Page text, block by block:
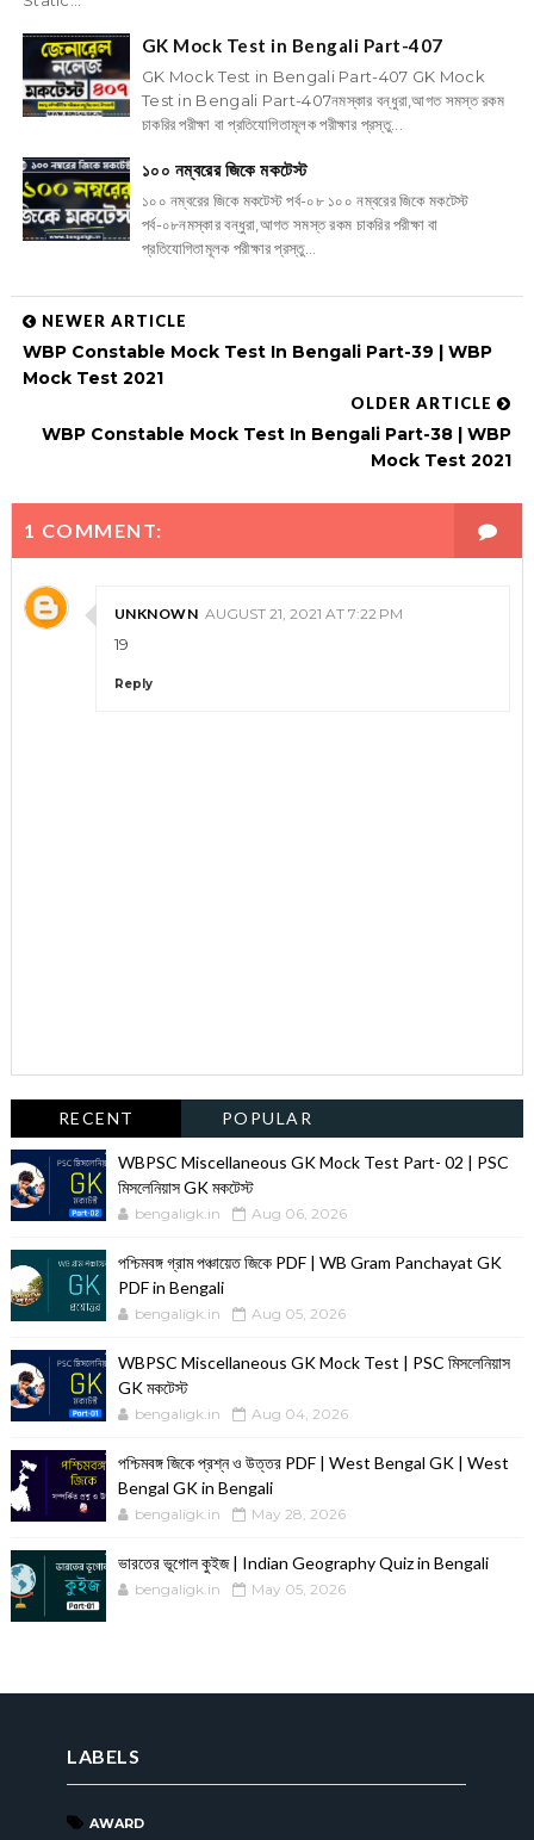
GK Mock Test in Bengali Part-407
GK Mock Test in Bengali Part-407 GK Mock
Test in Bengali Part-407নমস্কার বন্ধুরা,আগত সমস্ত রকম
চাকরির পরীক্ষা বা প্রতিযোগিতামূলক পরীক্ষার প্রস্তু...
১০০ নম্বরের জিকে মকটেস্ট
১০০ নম্বরের জিকে মকটেস্ট পর্ব-০৮ ১০০ নম্বরের জিকে মকটেস্ট
পর্ব-০৮নমস্কার বন্ধুরা,আগত সমস্ত রকম চাকরির পরীক্ষা বা
প্রতিযোগিতামূলক পরীক্ষার প্রস্তু...
NEWER ARTICLE
WBP Constable Mock Test In Bengali Part-39 | WBP
Mock Test 2021
OLDER ARTICLE
WBP Constable Mock Test In Bengali Part-38 | WBP
Mock Test 2021
1 COMMENT:
UNKNOWN AUGUST 21, 2021 AT 7:22 PM
19
Reply
RECENT POPULAR
WBPSC Miscellaneous GK Mock Test Part- 02 | PSC
মিসলেনিয়াস GK মকটেস্ট
bengaligk.in Aug 06, 2026
পশ্চিমবঙ্গ গ্রাম পঞ্চায়েত জিকে PDF | WB Gram Panchayat GK
PDF in Bengali
bengaligk.in Aug 05, 2026
WBPSC Miscellaneous GK Mock Test | PSC মিসলেনিয়াস
GK মকটেস্ট
bengaligk.in Aug 04, 2026
পশ্চিমবঙ্গ জিকে প্রশ্ন ও উত্তর PDF | West Bengal GK | West
Bengal GK in Bengali
bengaligk.in May 28, 2026
ভারতের ভূগোল কুইজ | Indian Geography Quiz in Bengali
bengaligk.in May 05, 2026
LABELS
AWARD